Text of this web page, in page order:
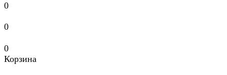
0
0
0
Корзина